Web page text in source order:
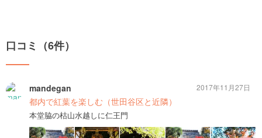
口コミ（6件）
mandegan
都内で紅葉を楽しむ（世田谷区と近隣）
本堂脇の枯山水越しに仁王門
2017年11月27日